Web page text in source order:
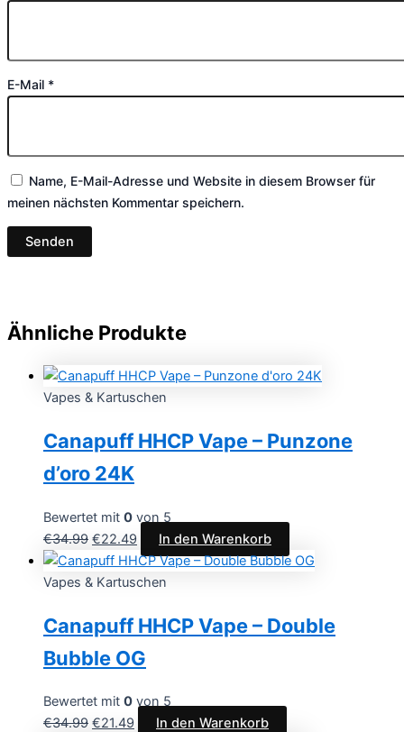
E-Mail *
Name, E-Mail-Adresse und Website in diesem Browser für
meinen nächsten Kommentar speichern.
Ähnliche Produkte
Vapes & Kartuschen
Canapuff HHCP Vape – Punzone
d’oro 24K
Bewertet mit 0 von 5
€34.99 €22.49 In den Warenkorb
Vapes & Kartuschen
Canapuff HHCP Vape – Double
Bubble OG
Bewertet mit 0 von 5
€34.99 €21.49 In den Warenkorb